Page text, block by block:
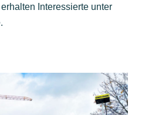
Interessierte unter
.